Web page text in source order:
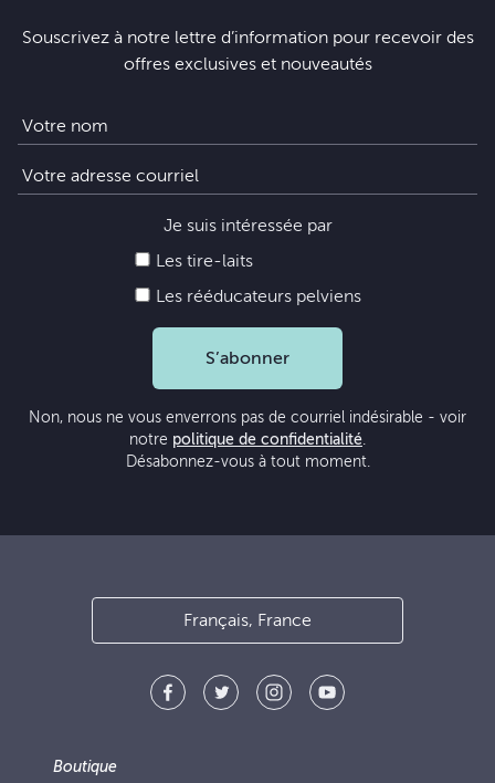
Souscrivez à notre lettre d’information pour recevoir des
offres exclusives et nouveautés
Je suis intéressée par
Les tire-laits
Les rééducateurs pelviens
S’abonner
Non, nous ne vous enverrons pas de courriel indésirable - voir
notre politique de confidentialité.
Désabonnez-vous à tout moment.
Français, France
Boutique